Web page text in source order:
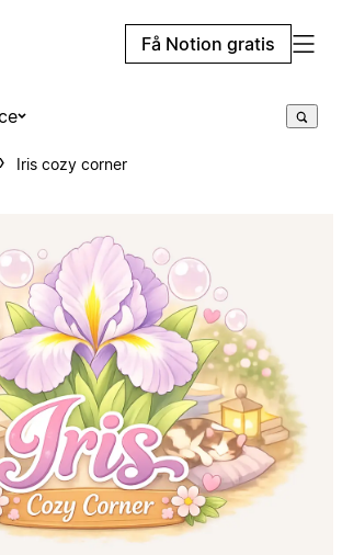
Få Notion gratis
Iris cozy corner